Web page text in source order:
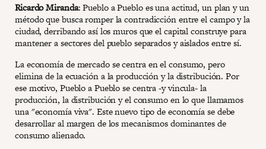
Ricardo Miranda: Pueblo a Pueblo es una actitud, un plan y un
método que busca romper la contradicción entre el campo y la
ciudad, derribando así los muros que el capital construye para
mantener a sectores del pueblo separados y aislados entre sí.
La economía de mercado se centra en el consumo, pero
elimina de la ecuación a la producción y la distribución. Por
ese motivo, Pueblo a Pueblo se centra -y vincula- la
producción, la distribución y el consumo en lo que llamamos
una "economía viva". Este nuevo tipo de economía se debe
desarrollar al margen de los mecanismos dominantes de
consumo alienado.